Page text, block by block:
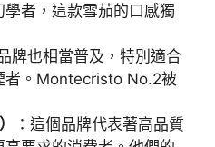
者，這款雪茄的口感獨
牌也相當普及，特別適合
者。Montecristo No.2被
：這個品牌代表著高品質